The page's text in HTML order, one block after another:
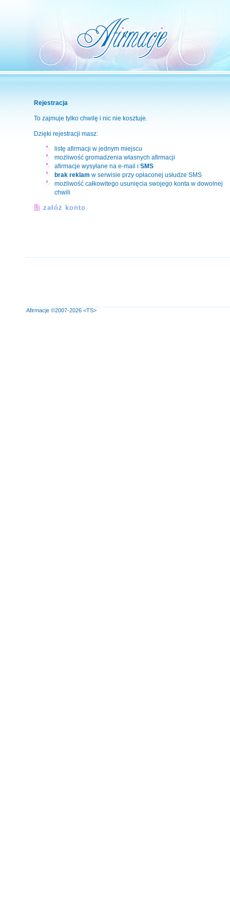
Rejestracja
To zajmuje tylko chwilę i nic nie kosztuje.
Dzięki rejestracji masz:
listę afirmacji w jednym miejscu
możliwość gromadzenia własnych afirmacji
afirmacje wysyłane na e-mail i SMS
brak reklam w serwisie przy opłaconej usłudze SMS
możliwość całkowitego usunięcia swojego konta w dowolnej
chwili
Afirmacje ©2007-2026 <TS>